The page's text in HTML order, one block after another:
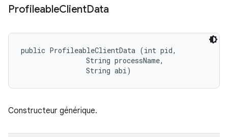
ProfileableClientData
public ProfileableClientData (int pid,
                String processName,
                String abi)
Constructeur générique.